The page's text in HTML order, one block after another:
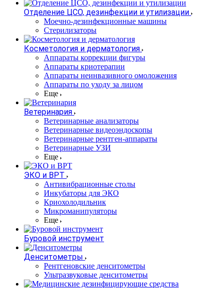
Отделение ЦСО, дезинфекции и утилизации
Моечно-дезинфекционные машины
Стерилизаторы
Косметология и дерматология
Аппараты коррекции фигуры
Аппараты криотерапии
Аппараты неинвазивного омоложения
Аппараты по уходу за лицом
Еще
Ветеринария
Ветеринарные анализаторы
Ветеринарные видеоэндоскопы
Ветеринарные рентген-аппараты
Ветеринарные УЗИ
Еще
ЭКО и ВРТ
Антивибрационные столы
Инкубаторы для ЭКО
Криохолодильник
Микроманипуляторы
Еще
Буровой инструмент
Денситометры
Рентгеновские денситометры
Ультразвуковые денситометры